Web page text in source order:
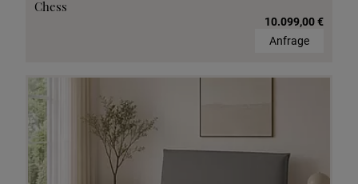
Chess
10.099,00 €
Anfrage